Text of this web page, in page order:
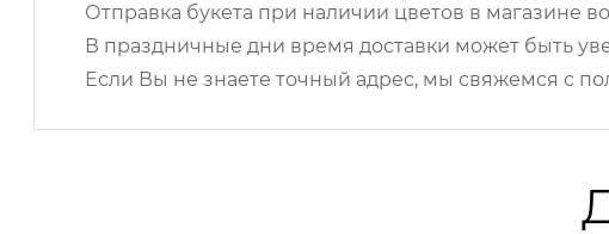
Отправка букета при наличии цветов в магазине
В праздничные дни время доставки может быть
Если Вы не знаете точный адрес, мы свяжемся с